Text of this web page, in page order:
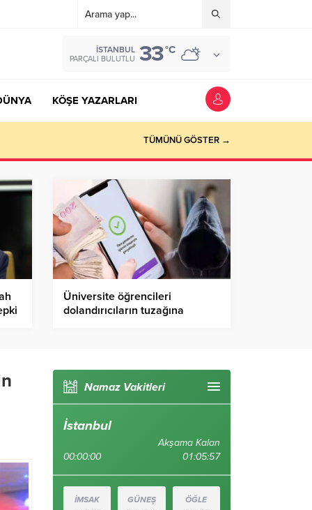
İSTANBUL
PARÇALI BULUTLU 33°C
KÖŞE YAZARLARI
TÜMÜNÜ GÖSTER →
Üniversite öğrencileri
dolandırıcıların tuzağına
Namaz Vakitleri
İstanbul
00:00:00
Akşama Kalan
01:05:56
İMSAK GÜNEŞ ÖĞLE